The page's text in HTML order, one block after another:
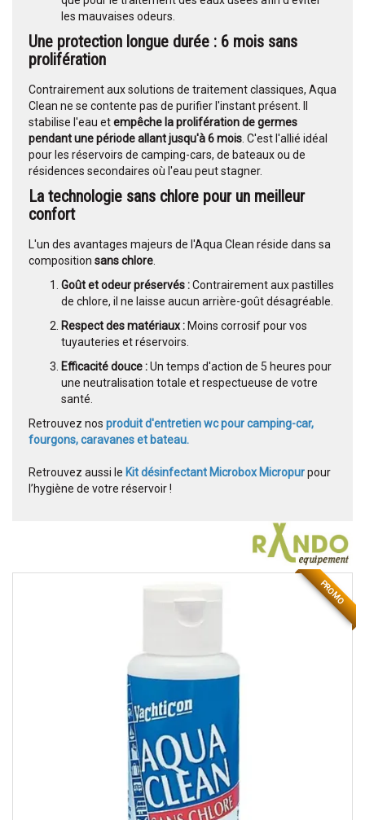
les mauvaises odeurs.
Une protection longue durée : 6 mois sans
prolifération
Contrairement aux solutions de traitement classiques, Aqua
Clean ne se contente pas de purifier l'instant présent. Il
stabilise l'eau etempêche la prolifération de germes
pendant une période allant jusqu'à 6 mois . C'est l'allié idéal
pour les réservoirs de camping-cars, de bateaux ou de
résidences secondaires où l'eau peut stagner.
La technologie sans chlore pour un meilleur
confort
L'un des avantages majeurs de l'Aqua Clean réside dans sa
composition sans chlore
Goût et odeur préservés :Contrairement aux pastilles
de chlore, il ne laisse aucun arrière-goût désagréable.
Respect des matériaux : Moins corrosif pour vos
tuyauteries et réservoirs.
Efficacité douce :Un temps d'action de 5 heures pour
une neutralisation totale et respectueuse de votre
santé.
Retrouvez nos produit d'entretien wc pour camping-car,
fourgons, caravanes et bateau.
Retrouvez aussi le Kit désinfectant Microbox Micropurpour
l’hygiène de votre réservoir !
PROMO